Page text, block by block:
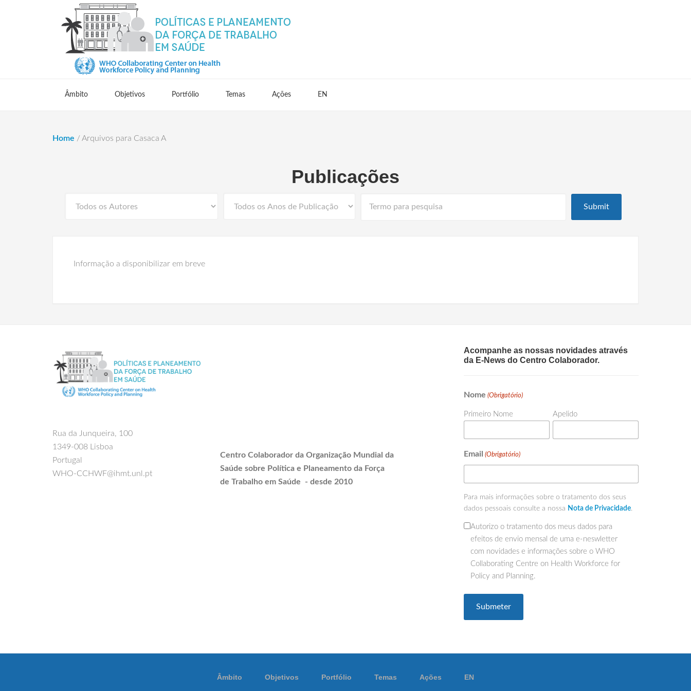
Âmbito Objetivos Portfólio Temas Ações EN
Home / Arquivos para Casaca A
Publicações
Informação a disponibilizar em breve
Rua da Junqueira, 100
1349-008 Lisboa
Portugal
WHO-CCHWF@ihmt.unl.pt
Centro Colaborador da Organização Mundial da
Saúde sobre Política e Planeamento da Força
de Trabalho em Saúde - desde 2010
Acompanhe as nossas novidades através
da E-News do Centro Colaborador.
Nome (Obrigatório)
Primeiro Nome Apelido
Email (Obrigatório)
Para mais informações sobre o tratamento dos seus
dados pessoais consulte a nossa Nota de Privacidade.
(Obrigatório)
Autorizo o tratamento dos meus dados para
efeitos de envio mensal de uma e-neswletter
com novidades e informações sobre o WHO
Collaborating Centre on Health Workforce for
Policy and Planning.
Âmbito Objetivos Portfólio Temas Ações EN